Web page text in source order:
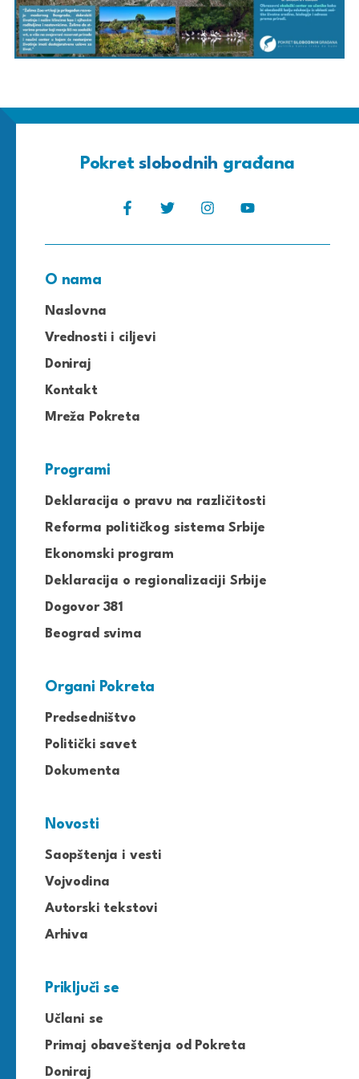
Pokretslobodnih građana
O nama
Naslovna
Vrednosti i ciljevi
Doniraj
Kontakt
Mreža Pokreta
Programi
Deklaracija o pravu na različitosti
Reforma političkog sistema Srbije
Ekonomski program
Deklaracija o regionalizaciji Srbije
Dogovor 381
Beograd svima
Organi Pokreta
Predsedništvo
Politički savet
Dokumenta
Novosti
Saopštenja i vesti
Vojvodina
Autorski tekstovi
Arhiva
Priključi se
Učlani se
Primaj obaveštenja od Pokreta
Doniraj